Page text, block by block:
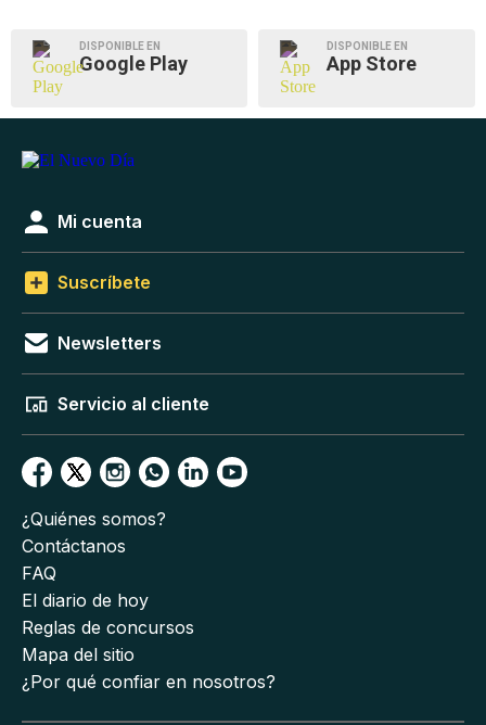
DISPONIBLE EN
Google Play
DISPONIBLE EN
App Store
Mi cuenta
Suscríbete
Newsletters
Servicio al cliente
¿Quiénes somos?
Contáctanos
FAQ
El diario de hoy
Reglas de concursos
Mapa del sitio
¿Por qué confiar en nosotros?